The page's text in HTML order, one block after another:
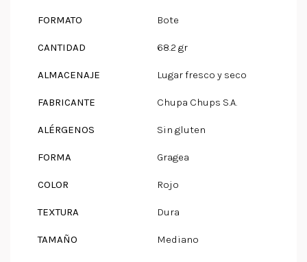
FORMATO Bote
CANTIDAD 68.2 gr
ALMACENAJE Lugar fresco y seco
FABRICANTE Chupa Chups S.A.
ALÉRGENOS Sin gluten
FORMA Gragea
COLOR Rojo
TEXTURA Dura
TAMAÑO Mediano